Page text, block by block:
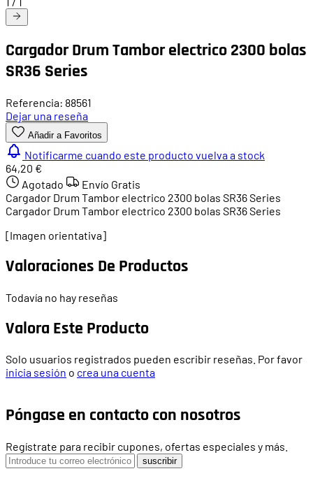
Cargador Drum Tambor electrico 2300 bolas
SR36 Series
Referencia: 88561
Dejar una reseña
Añadir a Favoritos
Notificarme cuando este producto vuelva a stock
64,20 €
Agotado
Envío Gratis
Cargador Drum Tambor electrico 2300 bolas SR36 Series
Cargador Drum Tambor electrico 2300 bolas SR36 Series
[Imagen orientativa]
Valoraciones De Productos
Todavía no hay reseñas
Valora Este Producto
Solo usuarios registrados pueden escribir reseñas. Por favor
inicia sesión o crea una cuenta
Póngase en contacto con nosotros
Regístrate para recibir cupones, ofertas especiales y más.
suscribir